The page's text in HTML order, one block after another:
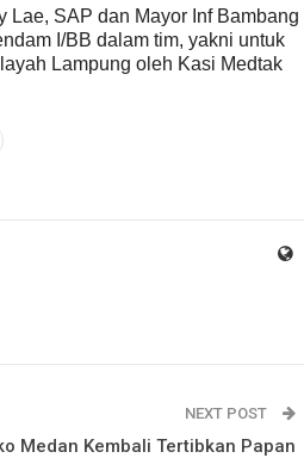
Lae, SAP dan Mayor Inf Bambang
I/BB dalam tim, yakni untuk
Lampung oleh Kasi Medtak
NEXT POST
Medan Kembali Tertibkan Papan